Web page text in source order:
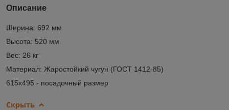
Описание
Ширина: 692 мм
Высота: 520 мм
Вес: 26 кг
Материал: Жаростойкий чугун (ГОСТ 1412-85)
615х495 - посадочный размер
Скрыть